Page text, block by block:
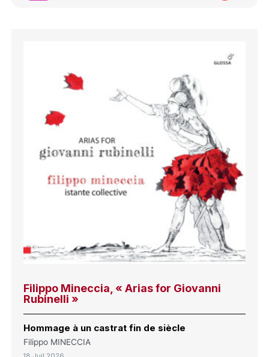
Filippo Mineccia, « Arias for Giovanni
Rubinelli »
Hommage à un castrat fin de siècle
Filippo MINECCIA